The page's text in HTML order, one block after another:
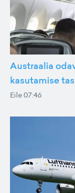
Austraalia
kasutamise
Eile 07:46